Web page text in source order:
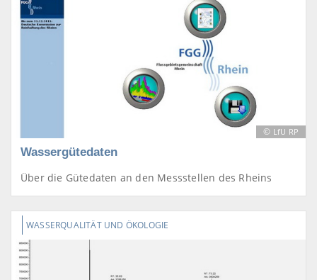
© LfU RP
Wassergütedaten
Über die Gütedaten an den Messstellen des Rheins
WASSERQUALITÄT UND ÖKOLOGIE